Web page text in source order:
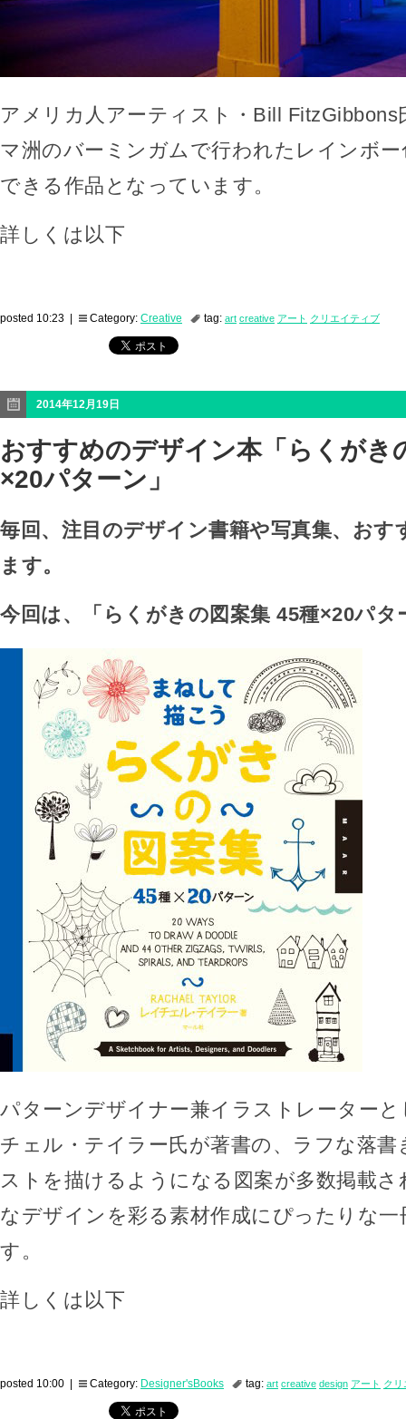
アメリカ人アーティスト・Bill
マ洲のバーミンガムで行われたレインボ
できる作品となっています。
詳しくは以下
posted 10:23 | Category: Creative tag: art creative アート クリエイティブ
2014年12月19日
おすすめのデザイン本「らくがき
×20パターン」
毎回、注目のデザイン書籍や写真集、おす
ます。
今回は、「らくがきの図案集 45種×20パタ
パターンデザイナー兼イラストレーター
チェル・テイラー氏が著書の、ラフな落
ストを描けるようになる図案が多数掲載
なデザインを彩る素材作成にぴったりな
す。
詳しくは以下
posted 10:00 | Category: Designer'sBooks tag: art creative design アート クリ